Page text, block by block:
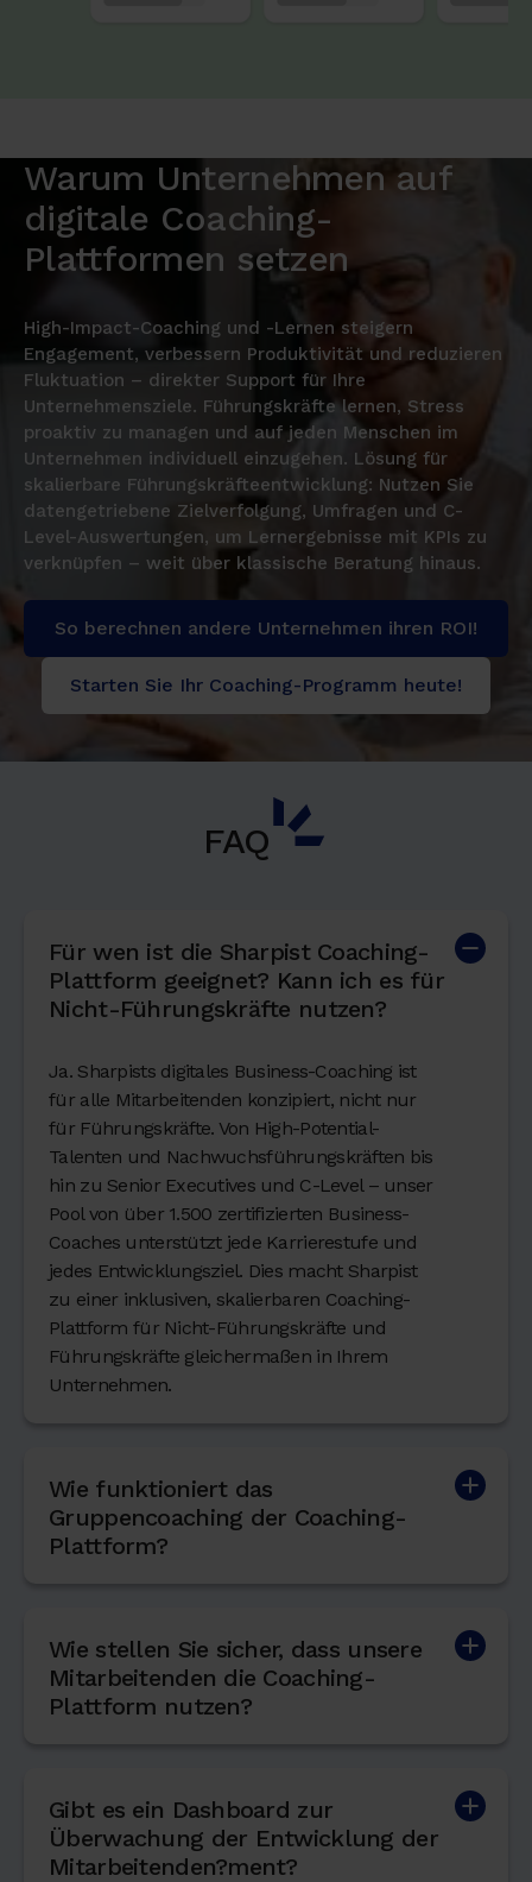
Warum Unternehmen auf
digitale Coaching-
Plattformen setzen
High-Impact-Coaching und -Lernen steigern
Engagement, verbessern Produktivität und reduzieren
Fluktuation – direkter Support für Ihre
Unternehmensziele. Führungskräfte lernen, Stress
proaktiv zu managen und auf jeden Menschen im
Unternehmen individuell einzugehen. Lösung für
skalierbare Führungskräfteentwicklung: Nutzen Sie
datengetriebene Zielverfolgung, Umfragen und C-
Level-Auswertungen, um Lernergebnisse mit KPIs zu
verknüpfen – weit über klassische Beratung hinaus.
So berechnen andere Unternehmen ihren ROI!
Starten Sie Ihr Coaching-Programm heute!
FAQ
Für wen ist die Sharpist Coaching-
Plattform geeignet? Kann ich es für
Nicht-Führungskräfte nutzen?
Ja. Sharpists digitales Business-Coaching ist
für alle Mitarbeitenden konzipiert, nicht nur
für Führungskräfte. Von High-Potential-
Talenten und Nachwuchsführungskräften bis
hin zu Senior Executives und C-Level – unser
Pool von über 1.500 zertifizierten Business-
Coaches unterstützt jede Karrierestufe und
jedes Entwicklungsziel. Dies macht Sharpist
zu einer inklusiven, skalierbaren Coaching-
Plattform für Nicht-Führungskräfte und
Führungskräfte gleichermaßen in Ihrem
Unternehmen.
Wie funktioniert das
Gruppencoaching der Coaching-
Plattform?
Wie stellen Sie sicher, dass unsere
Mitarbeitenden die Coaching-
Plattform nutzen?
Gibt es ein Dashboard zur
Überwachung der Entwicklung der
Mitarbeitenden?ment?